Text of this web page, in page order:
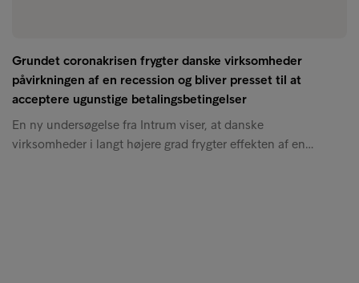
Grundet coronakrisen frygter danske virksomheder
påvirkningen af en recession og bliver presset til at
acceptere ugunstige betalingsbetingelser
En ny undersøgelse fra Intrum viser, at danske
virksomheder i langt højere grad frygter effekten af en…